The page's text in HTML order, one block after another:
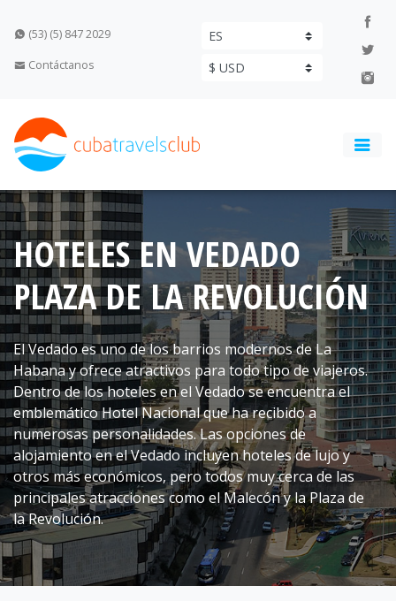
(53) (5) 847 2029
Contáctanos
HOTELES EN VEDADO
PLAZA DE LA REVOLUCIÓN
El Vedado es uno de los barrios modernos de La
Habana y ofrece atractivos para todo tipo de viajeros.
Dentro de los hoteles en el Vedado se encuentra el
emblemático Hotel Nacional que ha recibido a
numerosas personalidades. Las opciones de
alojamiento en el Vedado incluyen hoteles de lujo y
otros más económicos, pero todos muy cerca de las
principales atracciones como el Malecón y la Plaza de
la Revolución.